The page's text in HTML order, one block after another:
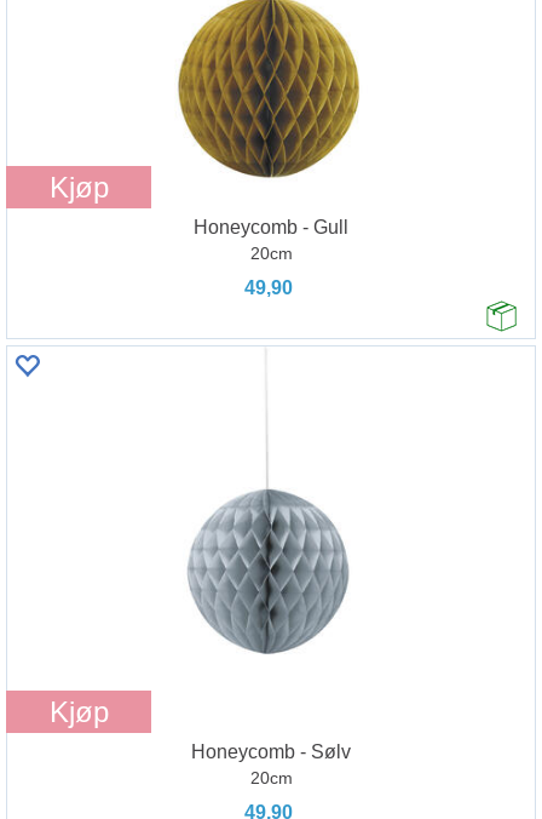
Kjøp
Honeycomb - Gull
20cm
49,90
Kjøp
Honeycomb - Sølv
20cm
49,90